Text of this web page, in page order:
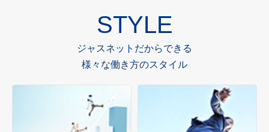
STYLE
ジャスネットだからできる
様々な働き方のスタイル